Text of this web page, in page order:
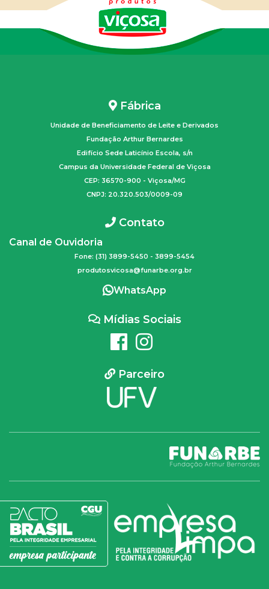
Fábrica
Unidade de Beneficiamento de Leite e Derivados
Fundação Arthur Bernardes
Edifício Sede Laticínio Escola, s/n
Campus da Universidade Federal de Viçosa
CEP: 36570-900 - Viçosa/MG
CNPJ: 20.320.503/0009-09
Contato
Canal de Ouvidoria
Fone: (31) 3899-5450 - 3899-5454
produtosvicosa@funarbe.org.br
WhatsApp
Mídias Sociais
Parceiro